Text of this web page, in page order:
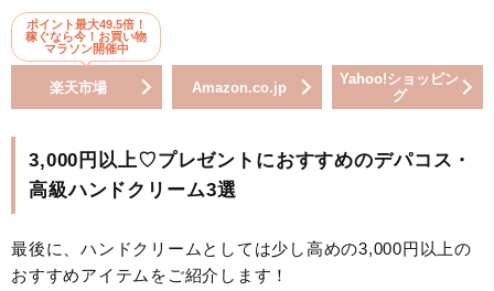
ポイント最大49.5倍！
稼ぐなら今！お買い物
マラソン開催中
楽天市場 Amazon.co.jp
Yahoo!ショッピン
グ
3,000円以上♡プレゼントにおすすめのデパコス・
高級ハンドクリーム3選
最後に、ハンドクリームとしては少し高めの3,000円以上の
おすすめアイテムをご紹介します！